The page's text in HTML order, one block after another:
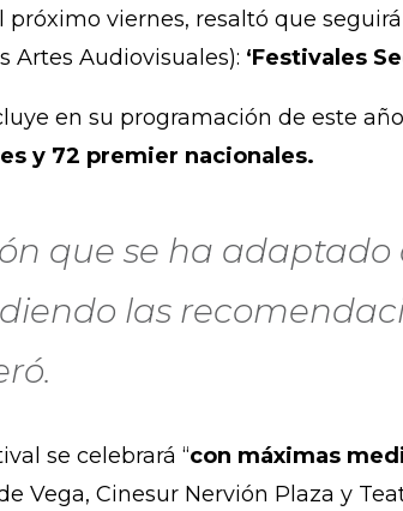
próximo viernes, resaltó que
Artes Audiovisuales): ‘Festivales
en su programación de este año
y 72 premier nacionales.
que se ha
las
se celebrará “con máximas
Vega, Cinesur Nervión Plaza y